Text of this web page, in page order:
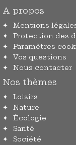
A propos
Mentions
Protection des
Paramètres
Vos questions
Nous contacter
Nos thèmes
Loisirs
Nature
Écologie
Santé
Société